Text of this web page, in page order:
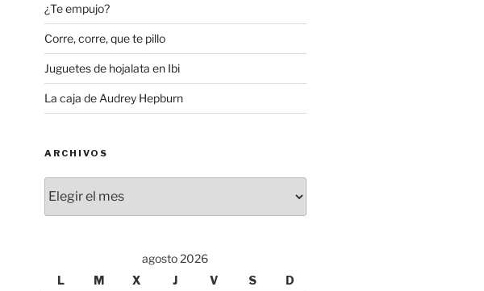
¿Te empujo?
Corre, corre, que te pillo
Juguetes de hojalata en Ibi
La caja de Audrey Hepburn
ARCHIVOS
agosto 2026
L
M X J V S D